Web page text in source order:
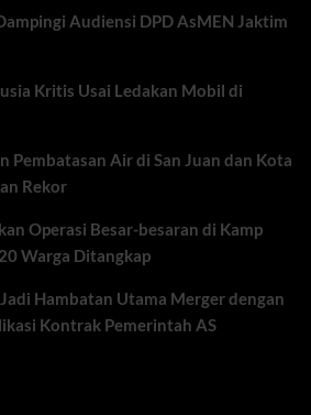
Audiensi DPD AsMEN Jaktim
Kritis Usai Ledakan Mobil di
Pembatasan Air di San Juan dan Kota
Rekor
Operasi Besar-besaran di Kamp
Warga Ditangkap
Hambatan Utama Merger dengan
Kontrak Pemerintah AS